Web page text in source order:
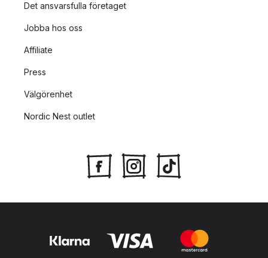
Det ansvarsfulla företaget
Jobba hos oss
Affiliate
Press
Välgörenhet
Nordic Nest outlet